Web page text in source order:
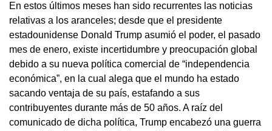
En estos últimos meses han sido recurrentes las noticias
relativas a los aranceles; desde que el presidente
estadounidense Donald Trump asumió el poder, el pasado
mes de enero, existe incertidumbre y preocupación global
debido a su nueva política comercial de “independencia
económica”, en la cual alega que el mundo ha estado
sacando ventaja de su país, estafando a sus
contribuyentes durante más de 50 años. A raíz del
comunicado de dicha política, Trump encabezó una guerra